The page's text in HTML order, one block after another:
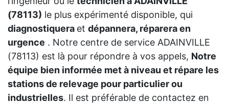
(78113) le plus expérimenté disponible, qui
diagnostiquera et dépannera, réparera en
urgence . Notre centre de service ADAINVILLE
(78113) est là pour répondre à vos appels, Notre
équipe bien informée met à niveau et répare les
stations de relevage pour particulier ou
industrielles. Il est préférable de contactez en